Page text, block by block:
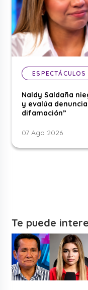
ESPECTÁCULOS
Naldy Saldaña
y evalúa
difamación”
07 Ago 2026
Te puede